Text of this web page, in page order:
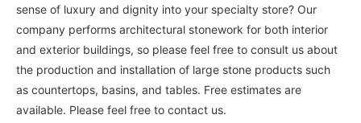
sense of luxury and dignity into your specialty store? Our
company performs architectural stonework for both interior
and exterior buildings, so please feel free to consult us about
the production and installation of large stone products such
as countertops, basins, and tables. Free estimates are
available. Please feel free to contact us.